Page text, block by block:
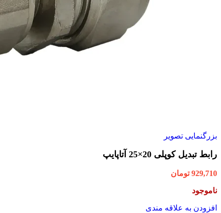
بزرگنمایی تصویر
رابط تبدیل کوپلی 20×25 آتاپایپ
929,710 تومان
ناموجود
افزودن به علاقه مندی